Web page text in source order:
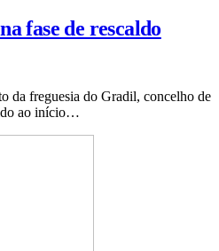
fase de rescaldo
da freguesia do Gradil, concelho de
ao início…